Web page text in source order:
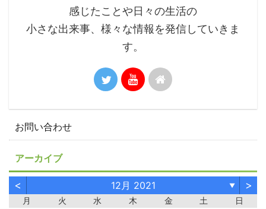
感じたことや日々の生活の
小さな出来事、様々な情報を発信していきま
す。
お問い合わせ
アーカイブ
< 12月 2021 ▼ >
月 火 水 木 金 土 日